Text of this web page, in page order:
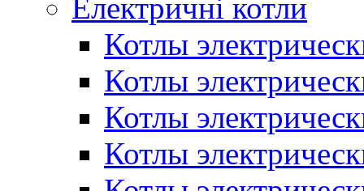
Електричні котли
Котлы
Котлы
Котлы
Котлы